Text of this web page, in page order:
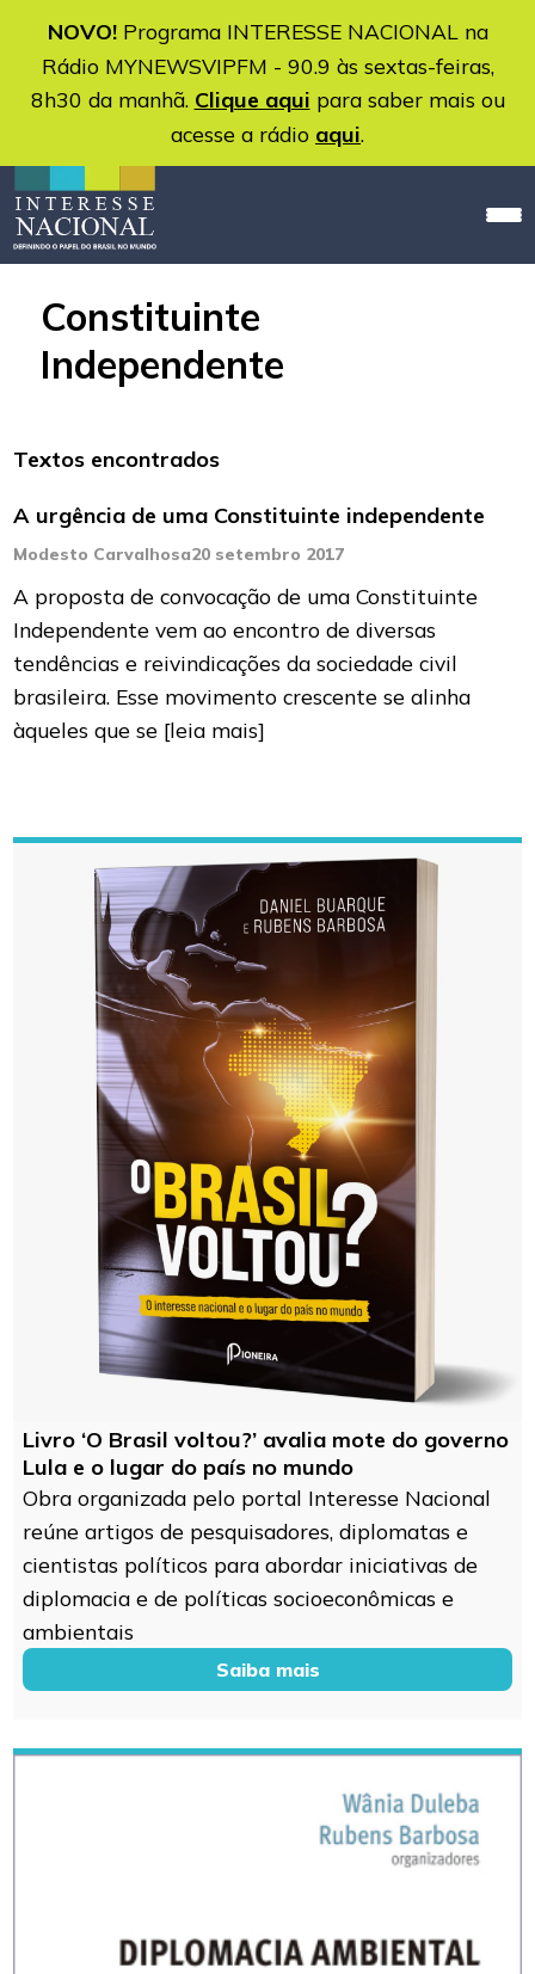
NOVO!Programa INTERESSE NACIONAL na
Rádio MYNEWSVIPFM - 90.9 às sextas-feiras,
8h30 da manhã. Clique aqui para saber mais ou
acesse a rádio aqui.
Constituinte
Independente
Textos encontrados
A urgência de uma Constituinte independente
Modesto Carvalhosa20 setembro 2017
A proposta de convocação de uma Constituinte
Independente vem ao encontro de diversas
tendências e reivindicações da sociedade civil
brasileira. Esse movimento crescente se alinha
àqueles que se [leia mais]
Livro ‘O Brasil voltou?’ avalia mote do governo
Lula e o lugar do país no mundo
Obra organizada pelo portal Interesse Nacional
reúne artigos de pesquisadores, diplomatas e
cientistas políticos para abordar iniciativas de
diplomacia e de políticas socioeconômicas e
ambientais
Saiba mais